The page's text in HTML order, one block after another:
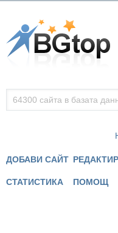
ДОБАВИ САЙТ
СТАТИСТИКА ПОМОЩ